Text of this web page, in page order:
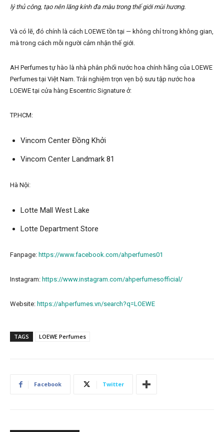
lý thủ công, tạo nên lăng kính đa màu trong thế giới mùi hương.
Và có lẽ, đó chính là cách LOEWE tồn tại — không chỉ trong không gian,
mà trong cách mỗi người cảm nhận thế giới.
AH Perfumes tự hào là nhà phân phối nước hoa chính hãng của LOEWE
Perfumes tại Việt Nam. Trải nghiệm trọn vẹn bộ sưu tập nước hoa
LOEWE tại cửa hàng Escentric Signature ở:
TP.HCM:
Vincom Center Đồng Khởi
Vincom Center Landmark 81
Hà Nội:
Lotte Mall West Lake
Lotte Department Store
Fanpage: https://www.facebook.com/ahperfumes01
Instagram: https://www.instagram.com/ahperfumesofficial/
Website: https://ahperfumes.vn/search?q=LOEWE
TAGS LOEWE Perfumes
Facebook Twitter